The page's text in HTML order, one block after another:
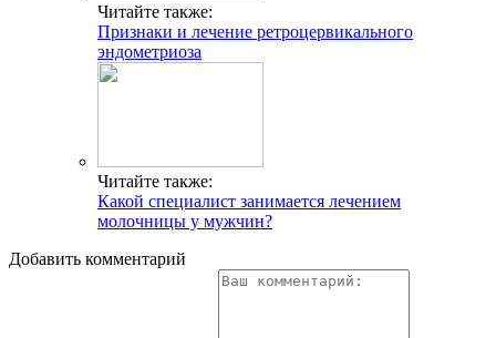
Читайте также:
Признаки и лечение ретроцервикального
эндометриоза
Читайте также:
Какой специалист занимается лечением
молочницы у мужчин?
Добавить комментарий